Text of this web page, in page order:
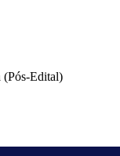
(Pós-Edital)